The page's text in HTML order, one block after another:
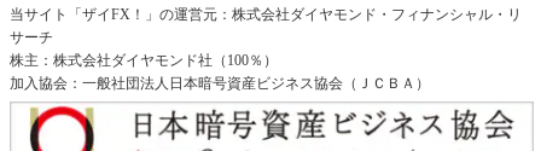
当サイト「ザイFX！」の運営元：株式会社ダイヤモンド・フィナンシャル・リ
サーチ
株主：株式会社ダイヤモンド社（100％）
加入協会：一般社団法人日本暗号資産ビジネス協会（ＪＣＢＡ）